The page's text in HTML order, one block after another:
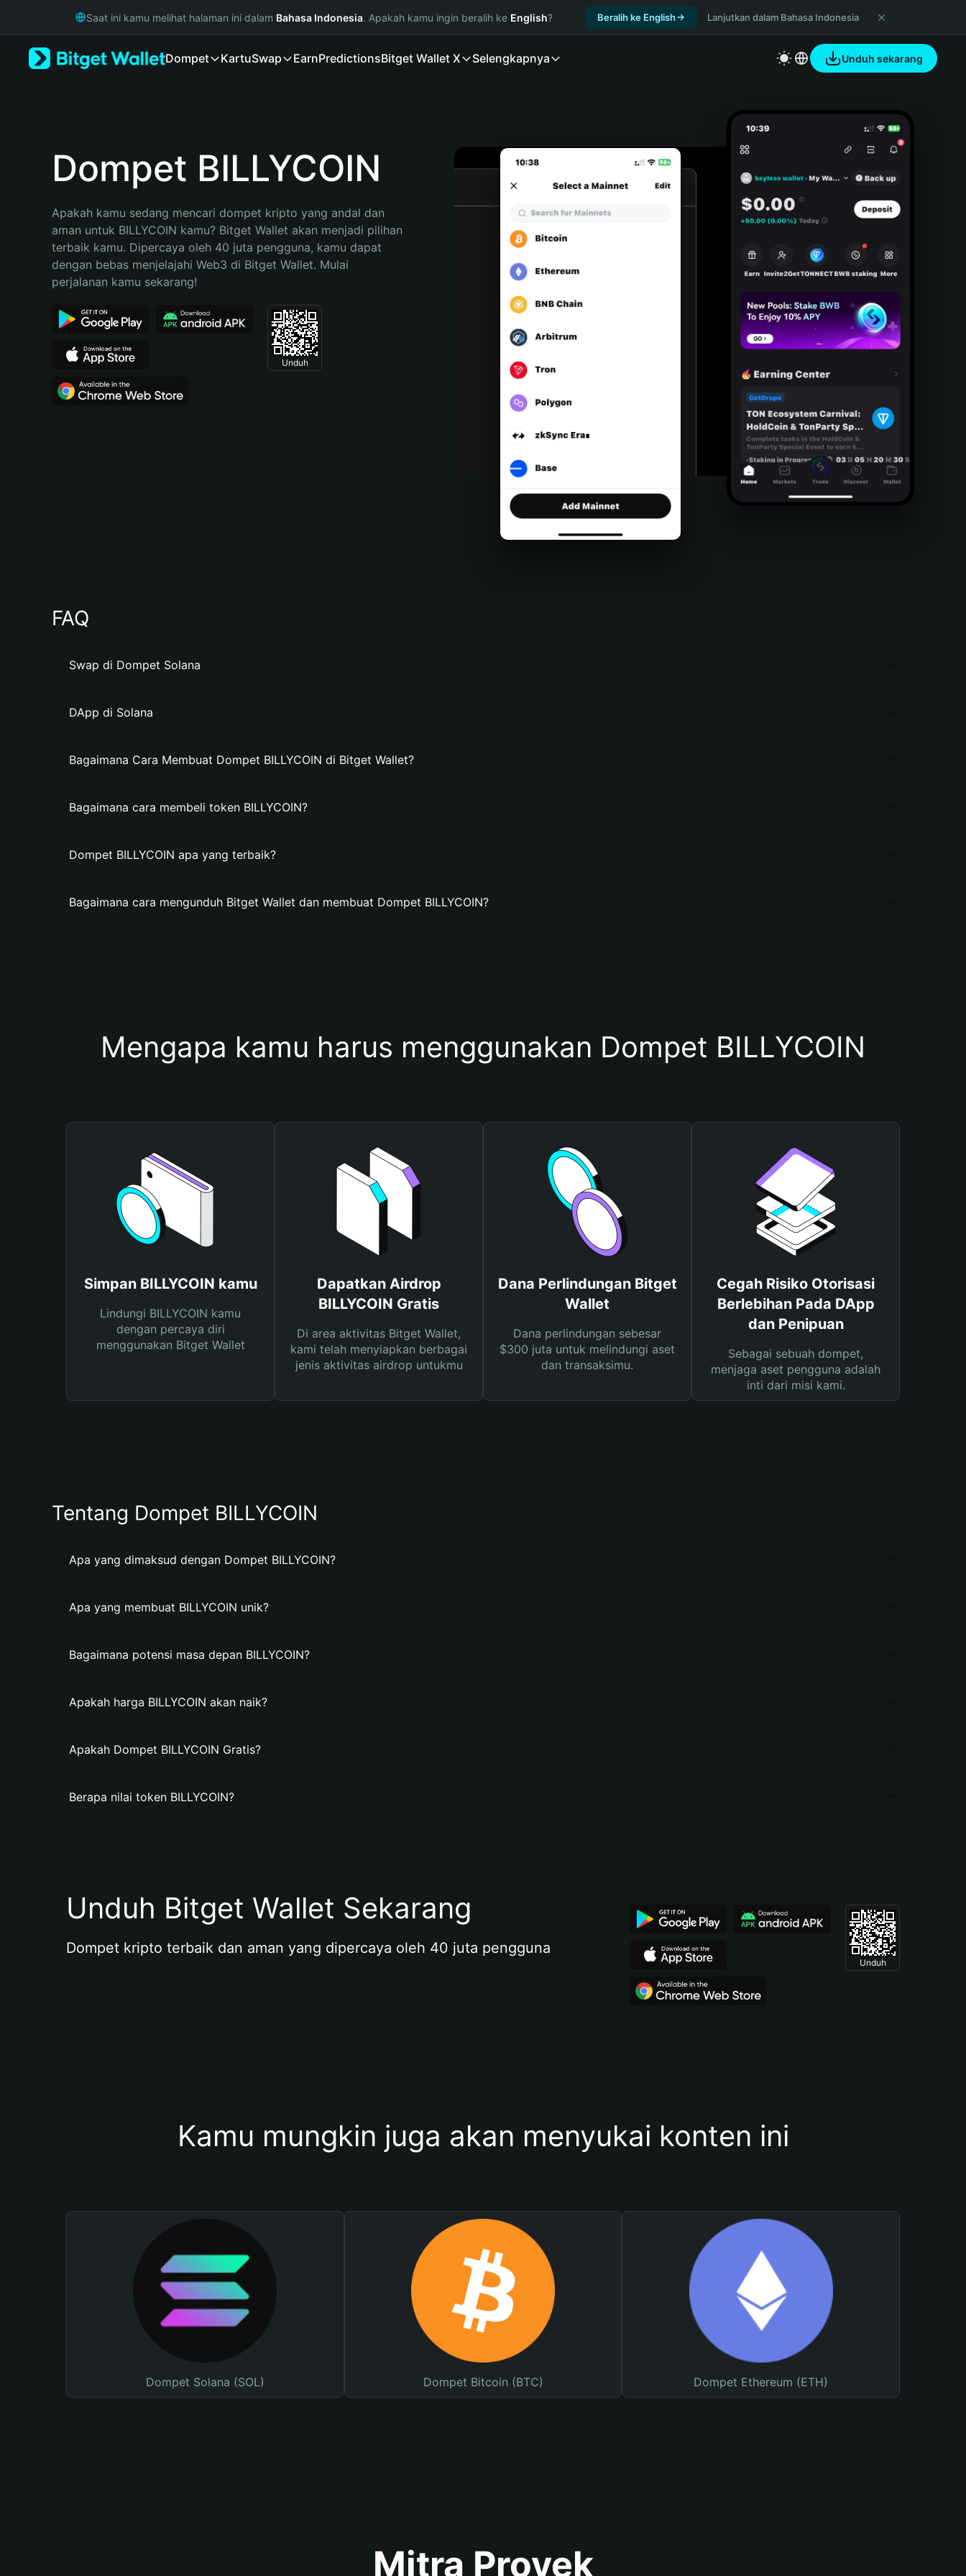
Русский
Bahasa Indonesia
Español (Argentina)
Saat ini kamu melihat halaman ini dalam Bahasa Indonesia. Apakah kamu ingin beralih ke English? Beralih ke English Lanjutkan dalam Bahasa Indonesia
Dompet KartuSwap EarnPredictionsBitget Wallet X Selengkapnya Unduh sekarang
Dompet BILLYCOIN
Apakah kamu sedang mencari dompet kripto yang andal dan
aman untuk BILLYCOIN kamu? Bitget Wallet akan menjadi pilihan
terbaik kamu. Dipercaya oleh 40 juta pengguna, kamu dapat
dengan bebas menjelajahi Web3 di Bitget Wallet. Mulai
perjalanan kamu sekarang!
Unduh
FAQ
Swap di Dompet Solana
DApp di Solana
Bagaimana Cara Membuat Dompet BILLYCOIN di Bitget Wallet?
Bagaimana cara membeli token BILLYCOIN?
Dompet BILLYCOIN apa yang terbaik?
Bagaimana cara mengunduh Bitget Wallet dan membuat Dompet BILLYCOIN?
Mengapa kamu harus menggunakan Dompet BILLYCOIN
Simpan BILLYCOIN kamu
Lindungi BILLYCOIN kamu
dengan percaya diri
menggunakan Bitget Wallet
Dapatkan Airdrop
BILLYCOIN Gratis
Di area aktivitas Bitget Wallet,
kami telah menyiapkan berbagai
jenis aktivitas airdrop untukmu
Dana Perlindungan Bitget
Wallet
Dana perlindungan sebesar
$300 juta untuk melindungi aset
dan transaksimu.
Cegah Risiko Otorisasi
Berlebihan Pada DApp
dan Penipuan
Sebagai sebuah dompet,
menjaga aset pengguna adalah
inti dari misi kami.
Tentang Dompet BILLYCOIN
Apa yang dimaksud dengan Dompet BILLYCOIN?
Apa yang membuat BILLYCOIN unik?
Bagaimana potensi masa depan BILLYCOIN?
Apakah harga BILLYCOIN akan naik?
Apakah Dompet BILLYCOIN Gratis?
Berapa nilai token BILLYCOIN?
Unduh Bitget Wallet Sekarang
Dompet kripto terbaik dan aman yang dipercaya oleh 40 juta pengguna
Unduh
Kamu mungkin juga akan menyukai konten ini
Dompet Solana (SOL) Dompet Bitcoin (BTC) Dompet Ethereum (ETH)
Mitra Proyek